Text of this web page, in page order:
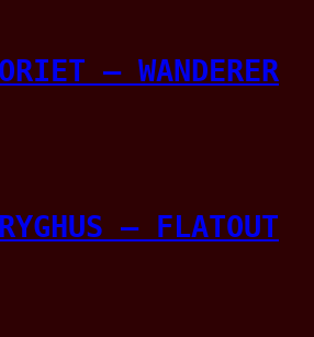
– WANDERER
– FLATOUT